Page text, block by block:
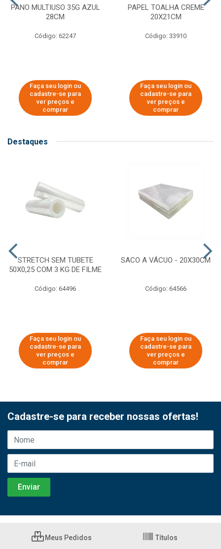
PANO MULTIUSO 35G AZUL
28CM
Código: 62247
Faça seu login ou
cadastre-se para
ver preços e
comprar
PAPEL TOALHA CREME
20X21CM
Código: 33910
Faça seu login ou
cadastre-se para
ver preços e
comprar
Destaques
STRETCH SEM TUBETE
50X0,25 COM 3 KG DE FILME
Código: 64496
Faça seu login ou
cadastre-se para
ver preços e
comprar
SACO A VÁCUO - 20X30CM
Código: 64566
Faça seu login ou
cadastre-se para
ver preços e
comprar
Cadastre-se para receber nossas ofertas!
Meus Pedidos Títulos